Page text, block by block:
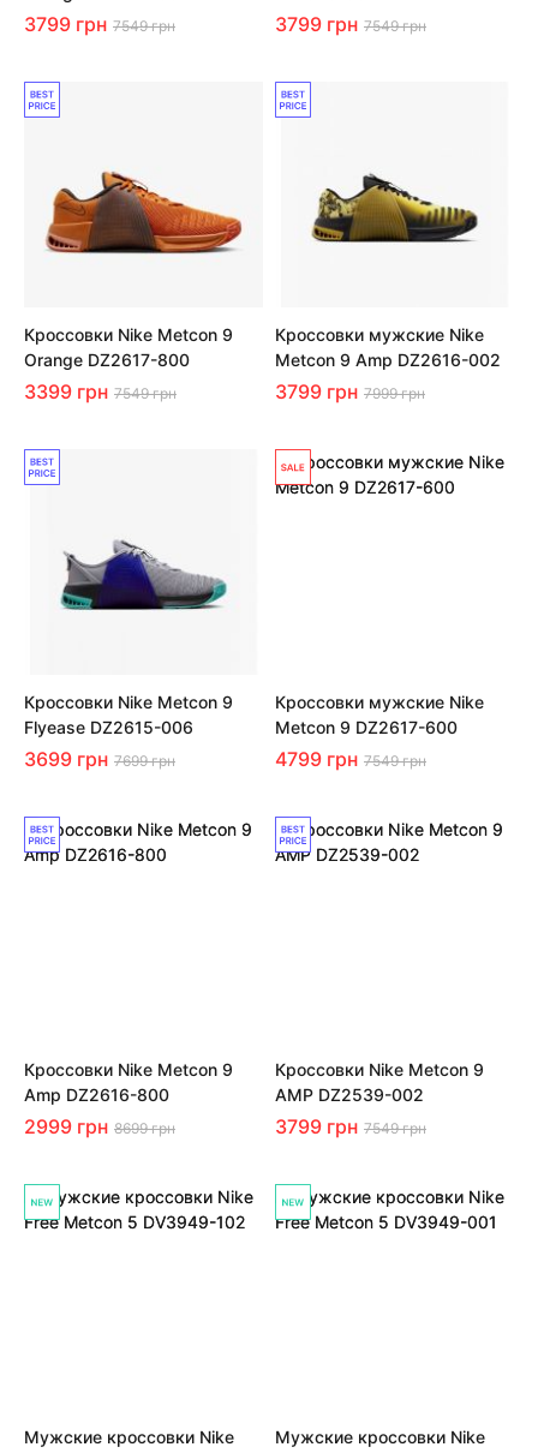
3799 грн 7549 грн 3799 грн 7549 грн
Кроссовки Nike Metcon 9
Orange DZ2617-800
3399 грн 7549 грн
Кроссовки мужские Nike
Metcon 9 Amp DZ2616-002
3799 грн 7999 грн
Кроссовки Nike Metcon 9
Flyease DZ2615-006
3699 грн 7699 грн
Кроссовки мужские Nike
Metcon 9 DZ2617-600
4799 грн 7549 грн
Кроссовки Nike Metcon 9
Amp DZ2616-800
2999 грн 8699 грн
Кроссовки Nike Metcon 9
AMP DZ2539-002
3799 грн 7549 грн
Мужские кроссовки Nike
Мужские кроссовки Nike